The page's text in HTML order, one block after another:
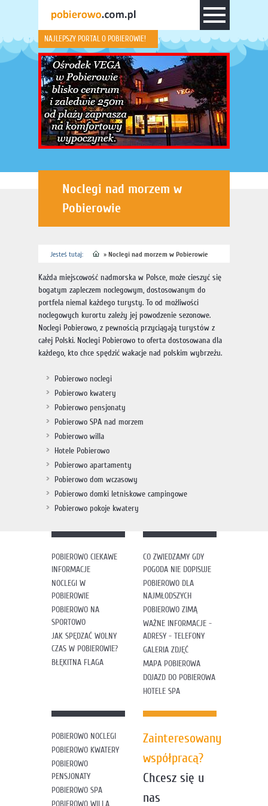
NAJLEPSZY PORTAL O POBIEROWIE!
Noclegi nad morzem w
Pobierowie
Jesteś tutaj: » Noclegi nad morzem w Pobierowie
Każda miejscowość nadmorska w Polsce, może cieszyć się
bogatym zapleczem noclegowym, dostosowanym do
portfela niemal każdego turysty. To od możliwości
noclegowych kurortu zależy jej powodzenie sezonowe.
Noclegi Pobierowo, z pewnością przyciągają turystów z
całej Polski. Noclegi Pobierowo to oferta dostosowana dla
każdego, kto chce spędzić wakacje nad polskim wybrzeżu.
Pobierowo noclegi
Pobierowo kwatery
Pobierowo pensjonaty
Pobierowo SPA nad morzem
Pobierowo willa
Hotele Pobierowo
Pobierowo apartamenty
Pobierowo dom wczasowy
Pobierowo domki letniskowe campingowe
Pobierowo pokoje kwatery
POBIEROWO CIEKAWE
INFORMACJE
NOCLEGI W
POBIEROWIE
POBIEROWO NA
SPORTOWO
JAK SPĘDZAĆ WOLNY
CZAS W POBIEROWIE?
BŁĘKITNA FLAGA
CO ZWIEDZAMY GDY
POGODA NIE DOPISUJE
POBIEROWO DLA
NAJMŁODSZYCH
POBIEROWO ZIMĄ
WAŻNE INFORMACJE -
ADRESY - TELEFONY
GALERIA ZDJĘĆ
MAPA POBIEROWA
DOJAZD DO POBIEROWA
HOTELE SPA
POBIEROWO NOCLEGI
POBIEROWO KWATERY
POBIEROWO
PENSJONATY
POBIEROWO SPA
POBIEROWO WILLA
Zainteresowany
współpracą?
Chcesz się u
nas